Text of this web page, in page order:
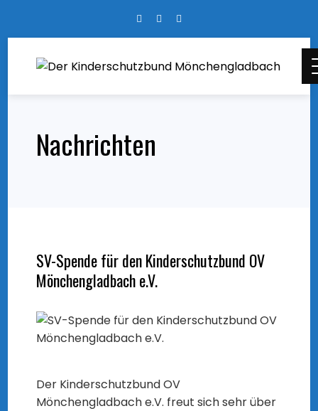
Nachrichten
SV-Spende für den Kinderschutzbund OV
Mönchengladbach e.V.
Der Kinderschutzbund OV
Mönchengladbach e.V. freut sich sehr über